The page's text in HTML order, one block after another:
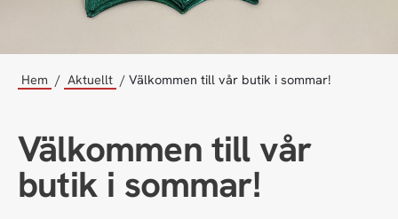
Hem Aktuellt Välkommen till vår butik i sommar!
Välkommen till vår
butik i sommar!